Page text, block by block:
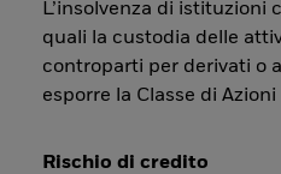
L’insolvenza di istituzioni
quali la custodia delle
controparti per derivati o
esporre la Classe di
Rischio di credito